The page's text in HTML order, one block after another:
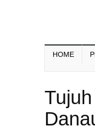
HOME